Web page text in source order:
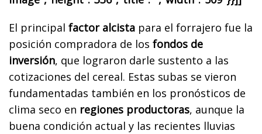
El principal factor alcista para el forrajero fue la
posición compradora de los fondos de
inversión, que lograron darle sustento a las
cotizaciones del cereal. Estas subas se vieron
fundamentadas también en los pronósticos de
clima seco en regiones productoras, aunque la
buena condición actual y las recientes lluvias